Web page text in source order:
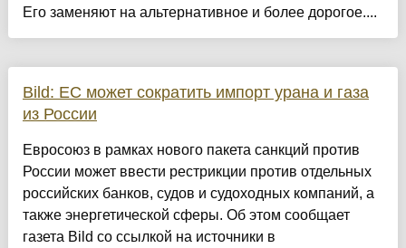
Его заменяют на альтернативное и более дорогое....
Bild: ЕС может сократить импорт урана и газа
из России
Евросоюз в рамках нового пакета санкций против
России может ввести рестрикции против отдельных
российских банков, судов и судоходных компаний, а
также энергетической сферы. Об этом сообщает
газета Bild со ссылкой на источники в